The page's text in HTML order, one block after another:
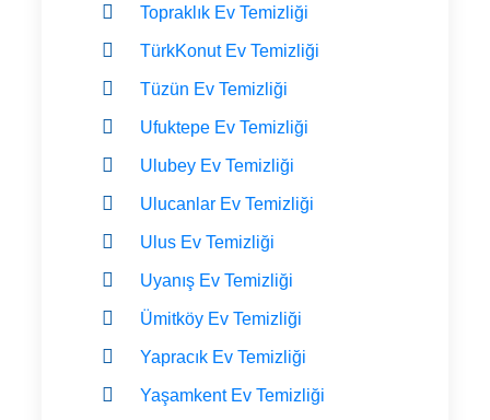
Topraklık Ev Temizliği
TürkKonut Ev Temizliği
Tüzün Ev Temizliği
Ufuktepe Ev Temizliği
Ulubey Ev Temizliği
Ulucanlar Ev Temizliği
Ulus Ev Temizliği
Uyanış Ev Temizliği
Ümitköy Ev Temizliği
Yapracık Ev Temizliği
Yaşamkent Ev Temizliği